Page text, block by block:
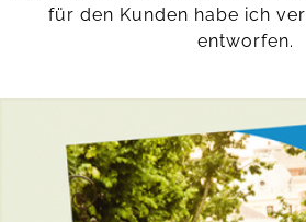
für den Kunden habe ich
entworfen.